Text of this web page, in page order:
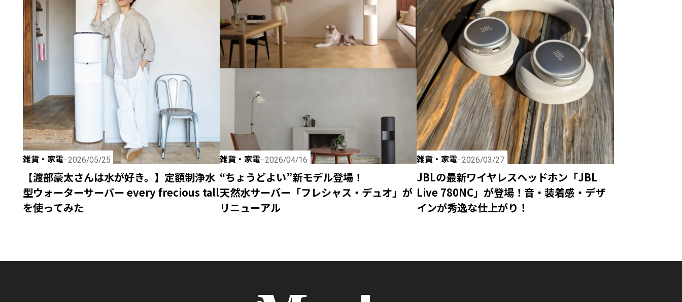
雑貨・家電 2026/05/25
【渡部豪太さんは水が好き。】定額制浄水
型ウォーターサーバー every frecious tall
を使ってみた
雑貨・家電 2026/04/16
“ちょうどよい”新モデル登場！
天然水サーバー「フレシャス・デュオ」が
リニューアル
雑貨・家電 2026/03/27
JBLの最新ワイヤレスヘッドホン「JBL
Live 780NC」が登場！音・装着感・デザ
インが秀逸な仕上がり！